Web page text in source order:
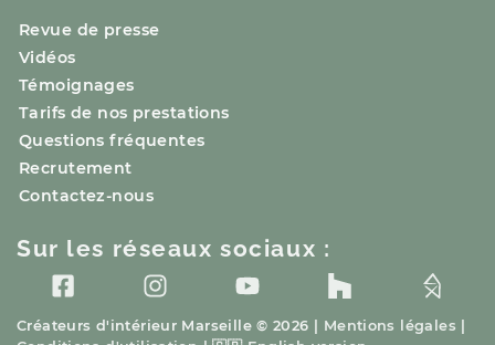
Revue de presse
Vidéos
Témoignages
Tarifs de nos prestations
Questions fréquentes
Recrutement
Contactez-nous
Créateurs d'intérieur Marseille© 2026 | Mentions légales
Sur les réseaux sociaux :